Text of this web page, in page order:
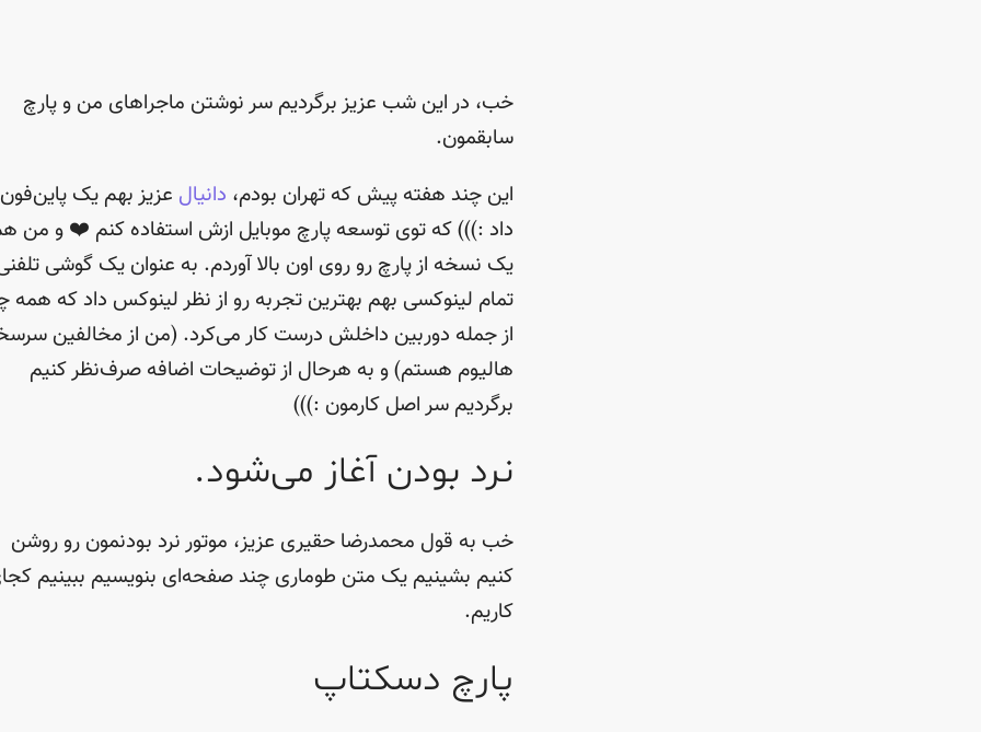
خب، در این شب عزیز برگردیم سر نوشتن ماجراهای من و پارچ
سابقمون.
این چند هفته پیش که تهران بودم، دانیال عزیز بهم یک پاین‌فون
داد :))) که توی توسعه پارچ موبایل ازش استفاده کنم ❤️ و من
یک نسخه از پارچ رو روی اون بالا آوردم. به عنوان یک گوشی
تمام لینوکسی بهم بهترین تجربه رو از نظر لینوکس داد که همه
از جمله دوربین داخلش درست کار می‌کرد. (من از مخالفین
هالیوم هستم) و به هرحال از توضیحات اضافه صرف‌نظر کنیم
برگردیم سر اصل کارمون :)))
نرد بودن آغاز می‌شود.
خب به قول محمدرضا حقیری عزیز، موتور نرد بودنمون رو روشن
کنیم بشینیم یک متن طوماری چند صفحه‌ای بنویسیم ببینیم
کاریم.
پارچ دسکتاپ